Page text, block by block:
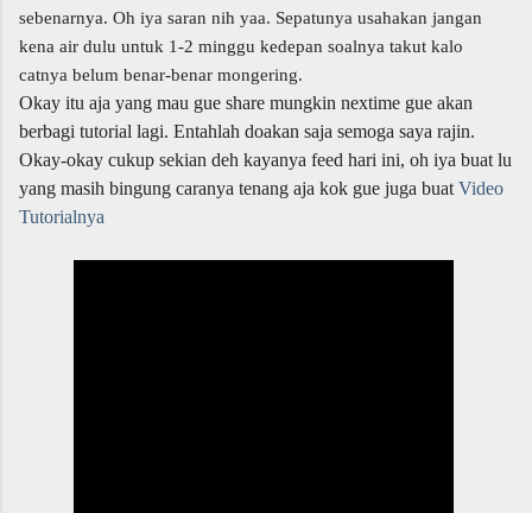
sebenarnya. Oh iya saran nih yaa. Sepatunya usahakan jangan
kena air dulu untuk 1-2 minggu kedepan soalnya takut kalo
catnya belum benar-benar mongering.
Okay itu aja yang mau gue share mungkin nextime gue akan
berbagi tutorial lagi. Entahlah doakan saja semoga saya rajin.
Okay-okay cukup sekian deh kayanya feed hari ini, oh iya buat lu
yang masih bingung caranya tenang aja kok gue juga buat Video
Tutorialnya